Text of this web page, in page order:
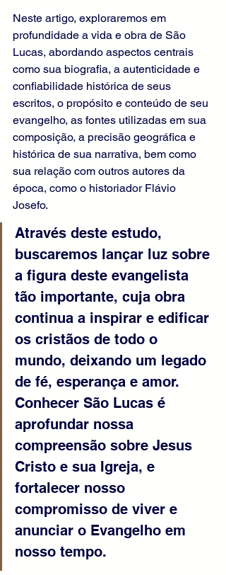
Neste artigo, exploraremos em
profundidade a vida e obra de São
Lucas, abordando aspectos centrais
como sua biografia, a autenticidade e
confiabilidade histórica de seus
escritos, o propósito e conteúdo de seu
evangelho, as fontes utilizadas em sua
composição, a precisão geográfica e
histórica de sua narrativa, bem como
sua relação com outros autores da
época, como o historiador Flávio
Josefo.
Através deste estudo,
buscaremos lançar luz sobre
a figura deste evangelista
tão importante, cuja obra
continua a inspirar e edificar
os cristãos de todo o
mundo, deixando um legado
de fé, esperança e amor.
Conhecer São Lucas é
aprofundar nossa
compreensão sobre Jesus
Cristo e sua Igreja, e
fortalecer nosso
compromisso de viver e
anunciar o Evangelho em
nosso tempo.